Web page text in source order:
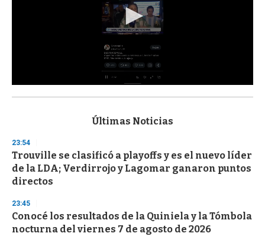
s
d
s
o
f
3
s
e
c
o
Últimas Noticias
23:54
Trouville se clasificó a playoffs y es el nuevo líder
de la LDA; Verdirrojo y Lagomar ganaron puntos
directos
23:45
Conocé los resultados de la Quiniela y la Tómbola
nocturna del viernes 7 de agosto de 2026